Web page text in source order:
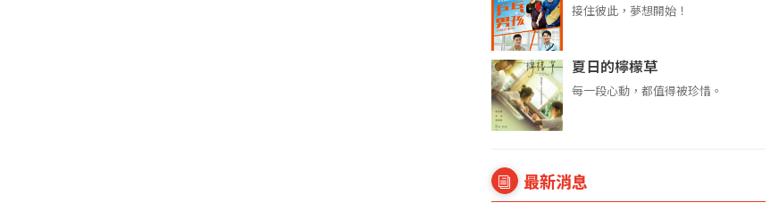
接住彼此，夢想開始！
夏日的檸檬草
每一段心動，都值得被珍惜。
最新消息